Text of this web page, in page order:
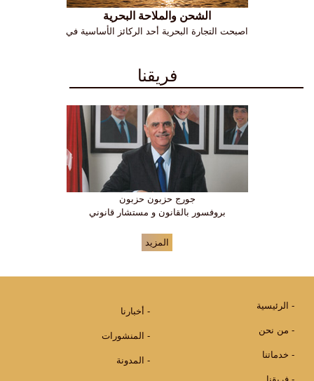
الشحن والملاحة البحرية
اصبحت التجارة البحرية أحد الركائز الأساسية في
فريقنا
جورج حزبون حزبون
بروفسور بالقانون و مستشار قانوني
المزيد
الرئيسية
من نحن
خدماتنا
فريقنا
أخبارنا
المنشورات
المدونة